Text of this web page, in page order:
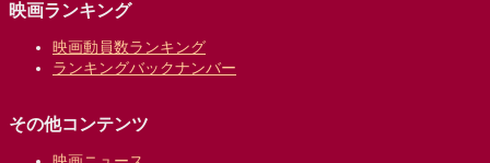
映画ランキング
映画動員数ランキング
ランキングバックナンバー
その他コンテンツ